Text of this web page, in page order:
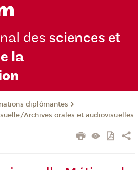
des sciences et
la
diplômantes
Archives orales et audiovisuelles